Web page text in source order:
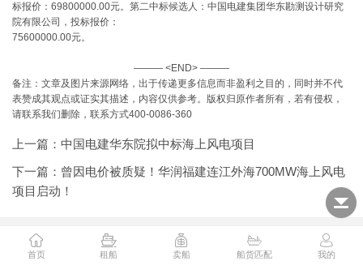
标报价：69800000.00元。第二中标候选人：中国电建集团华东勘测设计研究
院有限公司，投标报价：
75600000.00元。
——— <END> ———
备注：文章及图片来源网络，出于传递更多信息而非盈利之目的，同时并不代
表赞成其观点或证实其描述，内容仅供参考。版权归原作者所有，若有侵权，
请联系我们删除，联系方式400-0086-360
上一篇： 中国电建华东院拟中标海上风电项目
下一篇： 曾因电价被质疑！华润福建连江外海700MW海上风电
项目启动！
首页 租船 卖船 船货匹配 我的